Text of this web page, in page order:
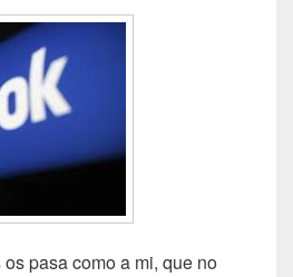
pasa como a mi, que no